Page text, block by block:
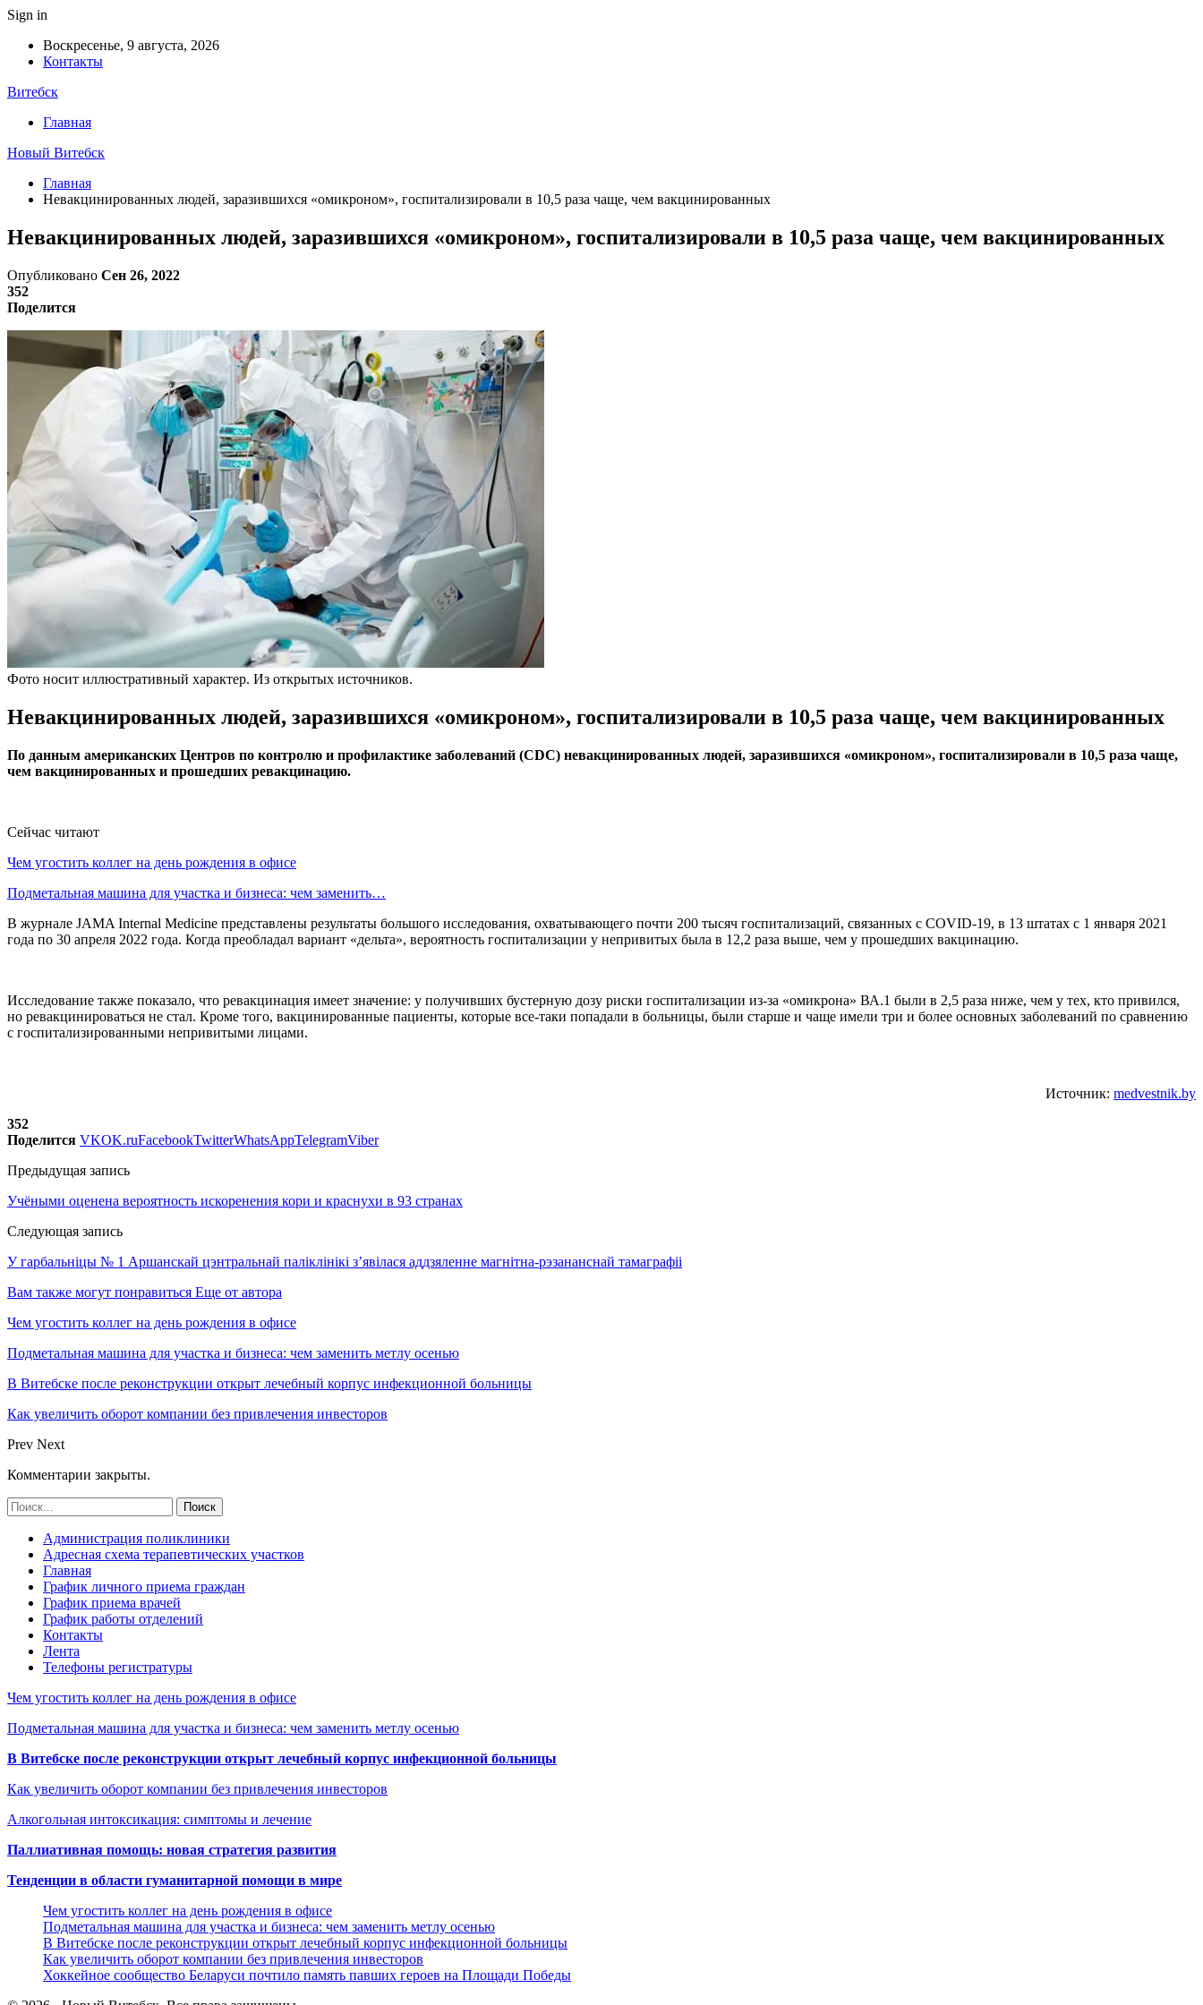
Sign in
Воскресенье, 9 августа, 2026
Контакты
Витебск
Главная
Новый Витебск
Главная
Невакцинированных людей, заразившихся «омикроном», госпитализировали в 10,5 раза чаще, чем вакцинированных
Невакцинированных людей, заразившихся «омикроном», госпитализировали в 10,5 раза чаще, чем вакцинированных
Опубликовано Сен 26, 2022
352
Поделится
Фото носит иллюстративный характер. Из открытых источников.
Невакцинированных людей, заразившихся «омикроном», госпитализировали в 10,5 раза чаще, чем вакцинированных
По данным американских Центров по контролю и профилактике заболеваний (CDC) невакцинированных людей, заразившихся «омикроном», госпитализировали в 10,5 раза чаще,
чем вакцинированных и прошедших ревакцинацию.
Сейчас читают
Чем угостить коллег на день рождения в офисе
Подметальная машина для участка и бизнеса: чем заменить…
В журнале JAMA Internal Medicine представлены результаты большого исследования, охватывающего почти 200 тысяч госпитализаций, связанных с COVID-19, в 13 штатах с 1 января 2021
года по 30 апреля 2022 года. Когда преобладал вариант «дельта», вероятность госпитализации у непривитых была в 12,2 раза выше, чем у прошедших вакцинацию.
Исследование также показало, что ревакцинация имеет значение: у получивших бустерную дозу риски госпитализации из-за «омикрона» ВА.1 были в 2,5 раза ниже, чем у тех, кто привился,
но ревакцинироваться не стал. Кроме того, вакцинированные пациенты, которые все-таки попадали в больницы, были старше и чаще имели три и более основных заболеваний по сравнению
с госпитализированными непривитыми лицами.
Источник: medvestnik.by
352
Поделится VKOK.ruFacebookTwitterWhatsAppTelegramViber
Предыдущая запись
Учёными оценена вероятность искоренения кори и краснухи в 93 странах
Следующая запись
У гарбальніцы № 1 Аршанскай цэнтральнай паліклінікі з’явілася аддзяленне магнітна-рэзананснай тамаграфіі
Вам также могут понравиться Еще от автора
Чем угостить коллег на день рождения в офисе
Подметальная машина для участка и бизнеса: чем заменить метлу осенью
В Витебске после реконструкции открыт лечебный корпус инфекционной больницы
Как увеличить оборот компании без привлечения инвесторов
Prev Next
Комментарии закрыты.
Администрация поликлиники
Адресная схема терапевтических участков
Главная
График личного приема граждан
График приема врачей
График работы отделений
Контакты
Лента
Телефоны регистратуры
Чем угостить коллег на день рождения в офисе
Подметальная машина для участка и бизнеса: чем заменить метлу осенью
В Витебске после реконструкции открыт лечебный корпус инфекционной больницы
Как увеличить оборот компании без привлечения инвесторов
Алкогольная интоксикация: симптомы и лечение
Паллиативная помощь: новая стратегия развития
Тенденции в области гуманитарной помощи в мире
Чем угостить коллег на день рождения в офисе
Подметальная машина для участка и бизнеса: чем заменить метлу осенью
В Витебске после реконструкции открыт лечебный корпус инфекционной больницы
Как увеличить оборот компании без привлечения инвесторов
Хоккейное сообщество Беларуси почтило память павших героев на Площади Победы